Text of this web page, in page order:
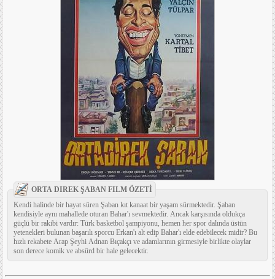
ORTA DIREK ŞABAN FILM ÖZETİ
Kendi halinde bir hayat süren Şaban kıt kanaat bir yaşam sürmektedir. Şaban
kendisiyle aynı mahallede oturan Bahar'ı sevmektedir. Ancak karşısında oldukça
güçlü bir rakibi vardır: Türk basketbol şampiyonu, hemen her spor dalında üstün
yetenekleri bulunan başarılı sporcu Erkan'ı alt edip Bahar'ı elde edebilecek midir? Bu
hızlı rekabete Arap Şeyhi Adnan Bıçakçı ve adamlarının girmesiyle birlikte olaylar
son derece komik ve absürd bir hale gelecektir.